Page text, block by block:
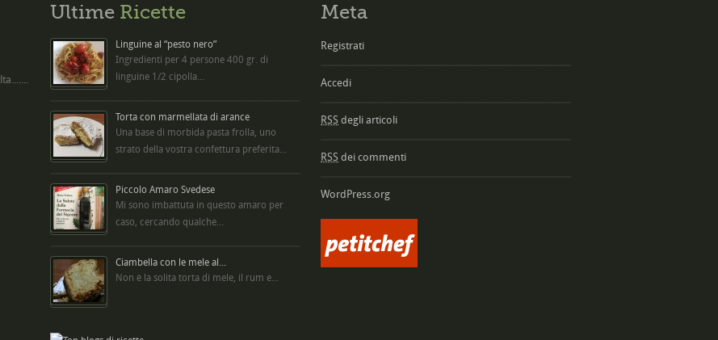
Ultime Ricette
Linguine al “pesto nero”
Ingredienti per 4 persone 400 gr. di
linguine 1/2 cipolla...
Torta con marmellata di arance
Una base di morbida pasta frolla, uno
strato della vostra confettura preferita...
Piccolo Amaro Svedese
Mi sono imbattuta in questo amaro per
caso, cercando qualche...
Ciambella con le mele al...
Non è la solita torta di mele, il rum e...
Meta
Registrati
Accedi
RSS degli articoli
RSS dei commenti
WordPress.org